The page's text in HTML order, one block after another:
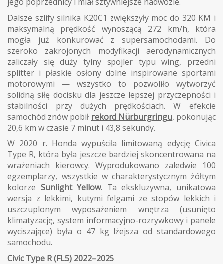
Dalsze szlify silnika K20C1 zwiększyły moc do 320 KM i
maksymalną prędkość wynoszącą 272 km/h, która
mogła już konkurować z supersamochodami. Do
szeroko zakrojonych modyfikacji aerodynamicznych
zaliczały się duży tylny spojler typu wing, przedni
splitter i płaskie osłony dolne inspirowane sportami
motorowymi — wszystko to pozwoliło wytworzyć
solidną siłę docisku dla jeszcze lepszej przyczepności i
stabilności przy dużych prędkościach. W efekcie
samochód znów pobił rekord Nürburgringu, pokonując
20,6 km w czasie 7 minut i 43,8 sekundy.
W 2020 r. Honda wypuściła limitowaną edycję Civica
Type R, która była jeszcze bardziej skoncentrowana na
wrażeniach kierowcy. Wyprodukowano zaledwie 100
egzemplarzy, wszystkie w charakterystycznym żółtym
kolorze Sunlight Yellow. Ta ekskluzywna, unikatowa
wersja z lekkimi, kutymi felgami ze stopów lekkich i
uszczuplonym wyposażeniem wnętrza (usunięto
klimatyzację, system informacyjno-rozrywkowy i panele
wyciszające) była o 47 kg lżejsza od standardowego
samochodu.
Civic Type R (FL5) 2022–2025